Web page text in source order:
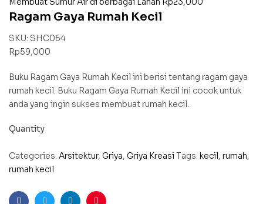
Ragam Gaya Rumah Kecil
SKU: SHC064
Rp59,000
Buku Ragam Gaya Rumah Kecil ini berisi tentang ragam gaya
rumah kecil. Buku Ragam Gaya Rumah Kecil ini cocok untuk
anda yang ingin sukses membuat rumah kecil.
Quantity
Categories: Arsitektur, Griya, Griya Kreasi Tags: kecil, rumah,
rumah kecil